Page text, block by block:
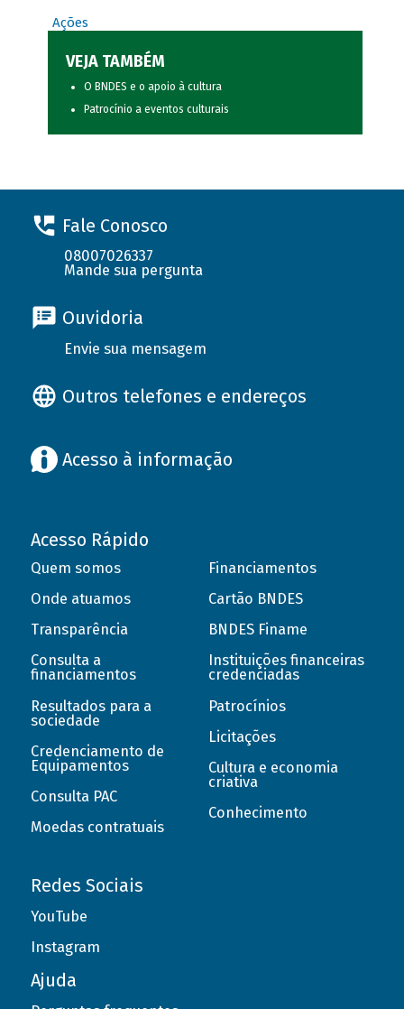
Ações
VEJA TAMBÉM
O BNDES e o apoio à cultura
Patrocínio a eventos culturais
Fale Conosco
08007026337
Mande sua pergunta
Ouvidoria
Envie sua mensagem
Outros telefones e endereços
Acesso à informação
Acesso Rápido
Quem somos
Onde atuamos
Transparência
Consulta a
financiamentos
Resultados para a
sociedade
Credenciamento de
Equipamentos
Consulta PAC
Moedas contratuais
Financiamentos
Cartão BNDES
BNDES Finame
Instituições financeiras
credenciadas
Patrocínios
Licitações
Cultura e economia
criativa
Conhecimento
Redes Sociais
YouTube
Instagram
Ajuda